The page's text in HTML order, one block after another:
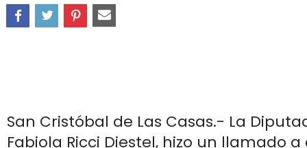
San Cristóbal de Las Casas.- La
Fabiola Ricci Diestel, hizo un llamado